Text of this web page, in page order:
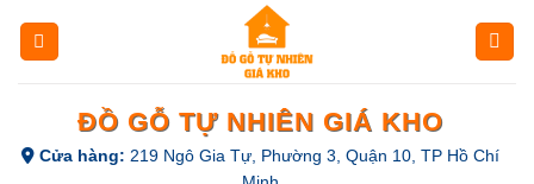
ĐỒ GỖ TỰ NHIÊN GIÁ KHO
Cửa hàng: 219 Ngô Gia Tự, Phường 3, Quận 10, TP Hồ Chí